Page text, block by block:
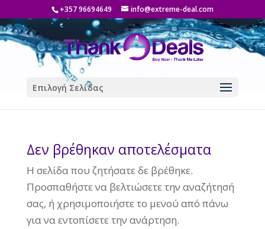
+357 96694649 info@extreme-deal.com
Επιλογή Σελίδας
Δεν βρέθηκαν αποτελέσματα
Η σελίδα που ζητήσατε δε βρέθηκε.
Προσπαθήστε να βελτιώσετε την αναζήτησή
σας, ή χρησιμοποιήστε το μενού από πάνω
για να εντοπίσετε την ανάρτηση.